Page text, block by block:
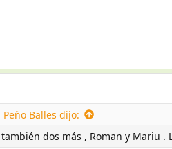
Balles dijo:
dos más , Roman y Mariu